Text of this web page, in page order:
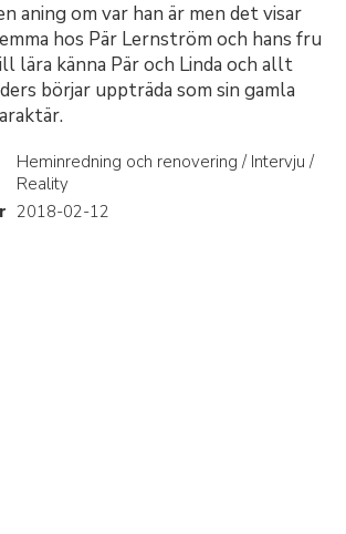
aning om var han är men det visar
hos Pär Lernström och hans fru
lära känna Pär och Linda och allt
börjar uppträda som sin gamla
Heminredning och renovering / Intervju /
Reality
2018-02-12